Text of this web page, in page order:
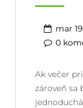
mar
0
Ak večer
zároveň